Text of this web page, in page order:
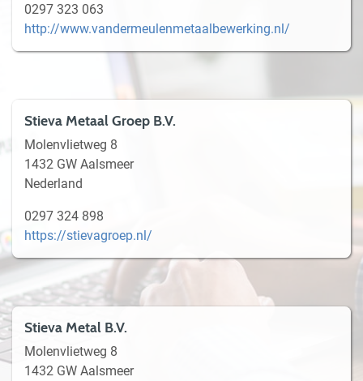
0297 323 063
http://www.vandermeulenmetaalbewerking.nl/
Stieva Metaal Groep B.V.
Molenvlietweg 8
1432 GW Aalsmeer
Nederland
0297 324 898
https://stievagroep.nl/
Stieva Metal B.V.
Molenvlietweg 8
1432 GW Aalsmeer